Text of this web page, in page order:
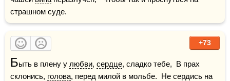
страшном суде.
+73
Быть в плену у любви, сердце, сладко тебе,  В прах
склонись, голова, перед милой в мольбе.  Не сердись на